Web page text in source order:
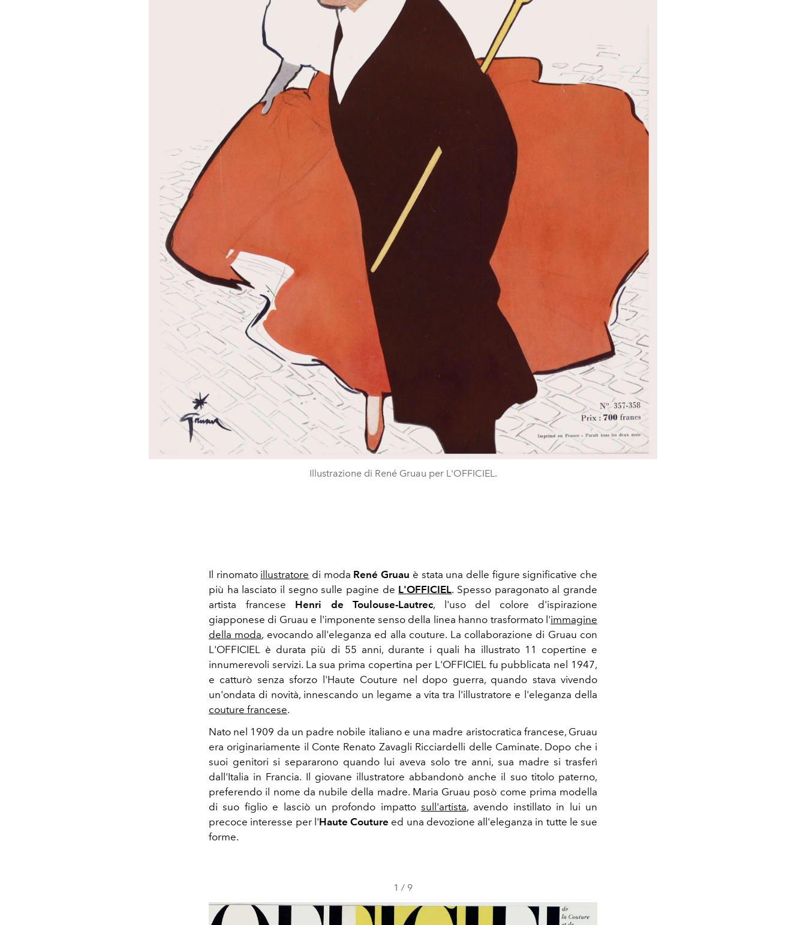
Illustrazione di René Gruau per L'OFFICIEL.
Il rinomato illustratore di moda René Gruau è stata una delle figure significative che
più ha lasciato il segno sulle pagine de L'OFFICIEL. Spesso paragonato al grande
artista francese Henri de Toulouse-Lautrec, l'uso del colore d'ispirazione
giapponese di Gruau e l'imponente senso della linea hanno trasformato l'immagine
della moda, evocando all'eleganza ed alla couture. La collaborazione di Gruau con
L'OFFICIEL è durata più di 55 anni, durante i quali ha illustrato 11 copertine e
innumerevoli servizi. La sua prima copertina per L'OFFICIEL fu pubblicata nel 1947,
e catturò senza sforzo l'Haute Couture nel dopo guerra, quando stava vivendo
un'ondata di novità, innescando un legame a vita tra l'illustratore e l'eleganza della
couture francese.
Nato nel 1909 da un padre nobile italiano e una madre aristocratica francese, Gruau
era originariamente il Conte Renato Zavagli Ricciardelli delle Caminate. Dopo che i
suoi genitori si separarono quando lui aveva solo tre anni, sua madre si trasferì
dall'Italia in Francia. Il giovane illustratore abbandonò anche il suo titolo paterno,
preferendo il nome da nubile della madre. Maria Gruau posò come prima modella
di suo figlio e lasciò un profondo impattosull'artista, avendo instillato in lui un
precoce interesse per l'Haute Couture ed una devozione all'eleganza in tutte le sue
forme.
1 / 9